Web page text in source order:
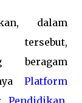
dalam
beragam
Platform
Pendidikan,